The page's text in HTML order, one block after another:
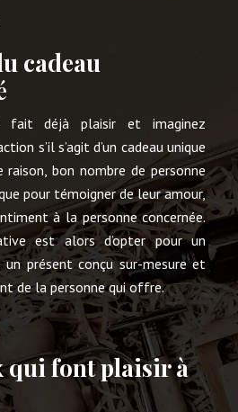
cadeau
fait déjà plaisir et imaginez
s’il s’agit d’un cadeau unique
bon nombre de personne
pour témoigner de leur amour,
à la personne concernée.
est alors d’opter pour un
un présent conçu sur-mesure et
de la personne qui offre.
qui font plaisir à